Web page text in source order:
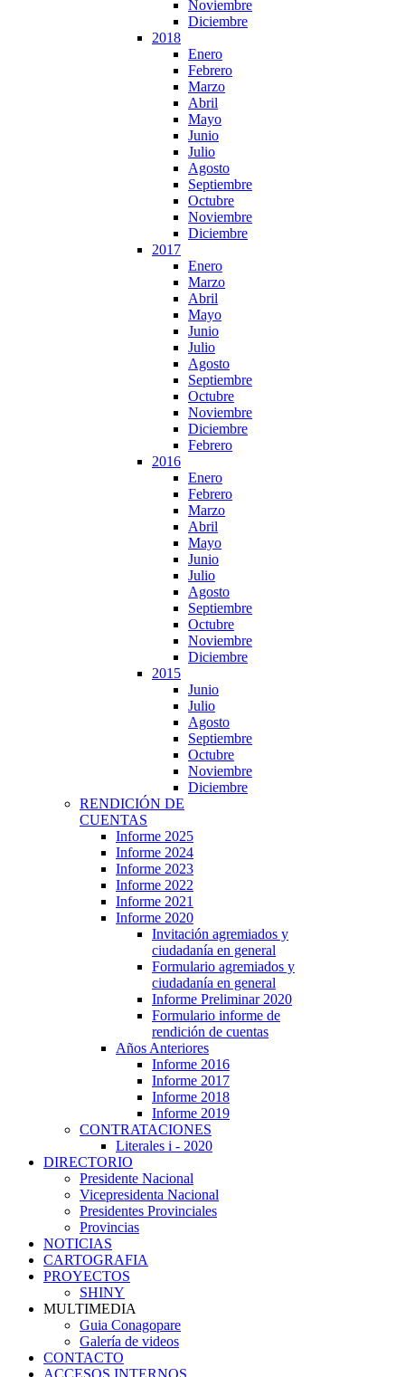
Noviembre
Diciembre
2018
Enero
Febrero
Marzo
Abril
Mayo
Junio
Julio
Agosto
Septiembre
Octubre
Noviembre
Diciembre
2017
Enero
Marzo
Abril
Mayo
Junio
Julio
Agosto
Septiembre
Octubre
Noviembre
Diciembre
Febrero
2016
Enero
Febrero
Marzo
Abril
Mayo
Junio
Julio
Agosto
Septiembre
Octubre
Noviembre
Diciembre
2015
Junio
Julio
Agosto
Septiembre
Octubre
Noviembre
Diciembre
RENDICIÓN DE
CUENTAS
Informe 2025
Informe 2024
Informe 2023
Informe 2022
Informe 2021
Informe 2020
Invitación agremiados y
ciudadanía en general
Formulario agremiados y
ciudadanía en general
Informe Preliminar 2020
Formulario informe de
rendición de cuentas
Años Anteriores
Informe 2016
Informe 2017
Informe 2018
Informe 2019
CONTRATACIONES
Literales i - 2020
DIRECTORIO
Presidente Nacional
Vicepresidenta Nacional
Presidentes Provinciales
Provincias
NOTICIAS
CARTOGRAFIA
PROYECTOS
SHINY
MULTIMEDIA
Guia Conagopare
Galería de videos
CONTACTO
ACCESOS INTERNOS